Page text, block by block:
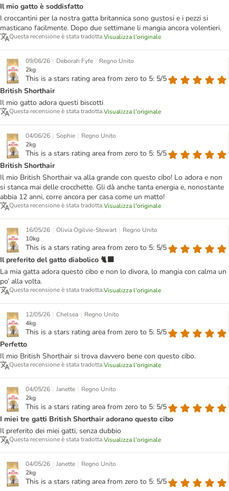
Il mio gatto è soddisfatto
I croccantini per la nostra gatta britannica sono gustosi e i pezzi si
masticano facilmente. Dopo due settimane li mangia ancora volentieri.
Questa recensione è stata tradotta.Visualizza l'originale
09/06/26 | Deborah Fyfe | Regno Unito
2kg
This is a stars rating area from zero to 5: 5/5
British Shorthair
Il mio gatto adora questi biscotti
Questa recensione è stata tradotta.Visualizza l'originale
04/06/26 | Sophie | Regno Unito
2kg
This is a stars rating area from zero to 5: 5/5
British Shorthair
Il mio British Shorthair va alla grande con questo cibo! Lo adora e non
si stanca mai delle crocchette. Gli dà anche tanta energia e, nonostante
abbia 12 anni, corre ancora per casa come un matto!
Questa recensione è stata tradotta.Visualizza l'originale
16/05/26 | Olivia Ogilvie-Stewart | Regno Unito
10kg
This is a stars rating area from zero to 5: 5/5
Il preferito del gatto diabolico 🐈‍⬛
La mia gatta adora questo cibo e non lo divora, lo mangia con calma un
po’ alla volta.
Questa recensione è stata tradotta.Visualizza l'originale
12/05/26 | Chelsea | Regno Unito
4kg
This is a stars rating area from zero to 5: 5/5
Perfetto
Il mio British Shorthair si trova davvero bene con questo cibo.
Questa recensione è stata tradotta.Visualizza l'originale
04/05/26 | Janette | Regno Unito
2kg
This is a stars rating area from zero to 5: 5/5
I miei tre gatti British Shorthair adorano questo cibo
Il preferito dei miei gatti, senza dubbio
Questa recensione è stata tradotta.Visualizza l'originale
04/05/26 | Janette | Regno Unito
2kg
This is a stars rating area from zero to 5: 5/5